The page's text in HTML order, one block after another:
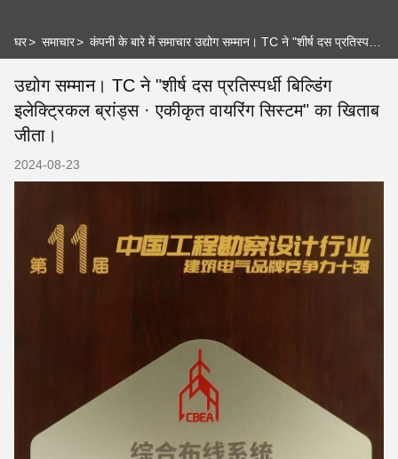
घर> समाचार>
उद्योग सम्मान। TC ने "शीर्ष दस प्रतिस्पर्धी बिल्डिंग
इलेक्ट्रिकल ब्रांड्स · एकीकृत वायरिंग सिस्टम" का खिताब
जीता।
2024-08-23